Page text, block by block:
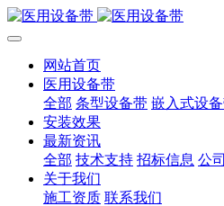
网站首页
医用设备带
全部 条型设备带 嵌入式设
安装效果
最新资讯
全部 技术支持 招标信息 公
关于我们
施工资质 联系我们